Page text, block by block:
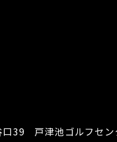
口39 戸津池ゴルフセン